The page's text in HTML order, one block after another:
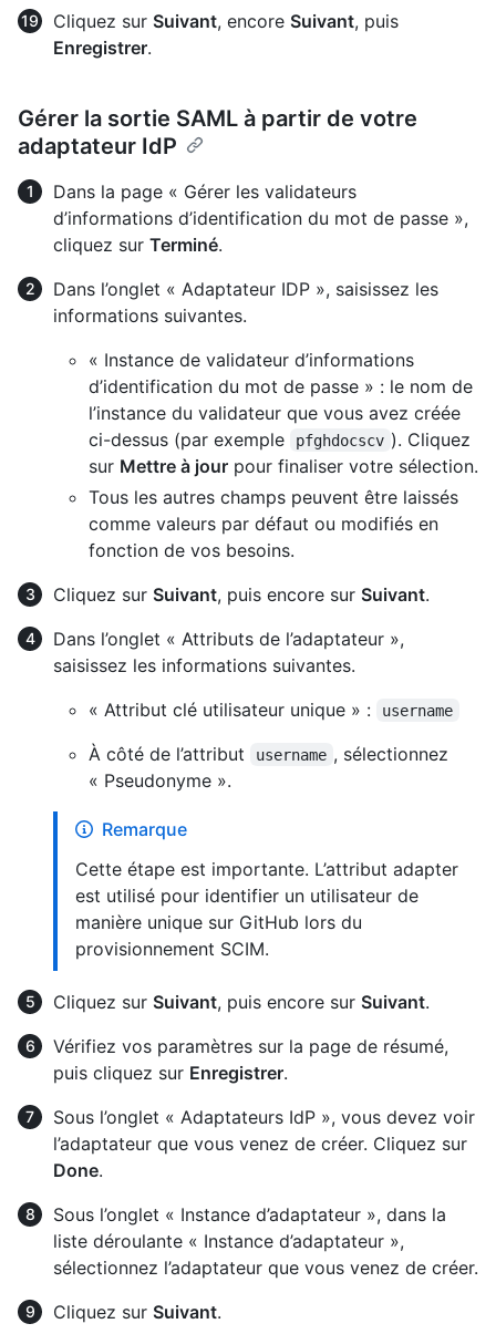
Cliquez sur Suivant, encore Suivant, puis
Enregistrer.
Gérer la sortie SAML à partir de votre
adaptateur IdP
Dans la page « Gérer les validateurs
d’informations d’identification du mot de passe »,
cliquez sur Terminé.
Dans l’onglet « Adaptateur IDP », saisissez les
informations suivantes.
« Instance de validateur d’informations
d’identification du mot de passe » : le nom de
l’instance du validateur que vous avez créée
ci-dessus (par exemple
pfghdocscv ). Cliquez
sur Mettre à jour pour finaliser votre sélection.
Tous les autres champs peuvent être laissés
comme valeurs par défaut ou modifiés en
fonction de vos besoins.
Cliquez sur Suivant, puis encore sur Suivant.
Dans l’onglet « Attributs de l’adaptateur »,
saisissez les informations suivantes.
« Attribut clé utilisateur unique » :
username
À côté de l’attribut username , sélectionnez
« Pseudonyme ».
Remarque
Cette étape est importante. L’attribut adapter
est utilisé pour identifier un utilisateur de
manière unique sur GitHub lors du
provisionnement SCIM.
Cliquez sur Suivant, puis encore sur Suivant.
Vérifiez vos paramètres sur la page de résumé,
puis cliquez sur Enregistrer.
Sous l’onglet « Adaptateurs IdP », vous devez voir
l’adaptateur que vous venez de créer. Cliquez sur
Done.
Sous l’onglet « Instance d’adaptateur », dans la
liste déroulante « Instance d’adaptateur »,
sélectionnez l’adaptateur que vous venez de créer.
Cliquez sur Suivant.